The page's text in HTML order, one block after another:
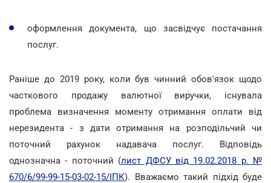
оформлення документа, що засвідчує постачання
послуг.
Раніше до 2019 року, коли був чинний обов'язок щодо
часткового продажу валютної виручки, існувала
проблема визначення моменту отримання оплати від
нерезидента - з дати отримання на розподільчий чи
поточний рахунок надавача послуг. Відповідь
однозначна - поточний (лист ДФСУ від 19.02.2018 р. №
670/6/99-99-15-03-02-15/ІПК). Вважаємо такий підхід буде